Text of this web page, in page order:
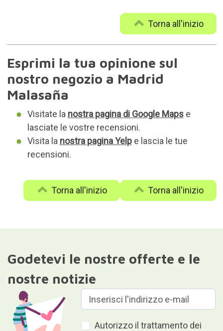
Torna all'inizio
Esprimi la tua opinione sul
nostro negozio a Madrid
Malasaña
Visitate la nostra pagina di Google Mapse
lasciate le vostre recensioni.
Visita la nostra pagina Yelpe lascia le tue
recensioni.
Torna all'inizio
Torna all'inizio
Godetevi le nostre offerte e le
nostre notizie
Autorizzo il trattamento dei